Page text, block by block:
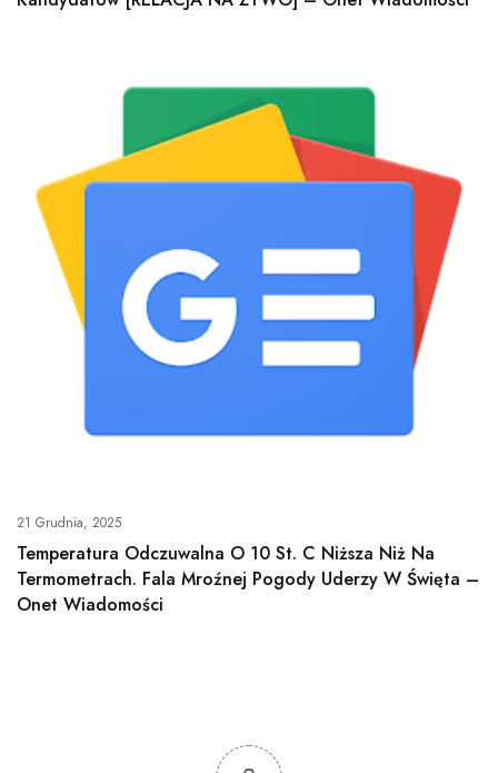
21 Grudnia, 2025
Temperatura Odczuwalna O 10 St. C Niższa Niż Na
Termometrach. Fala Mroźnej Pogody Uderzy W Święta –
Onet Wiadomości